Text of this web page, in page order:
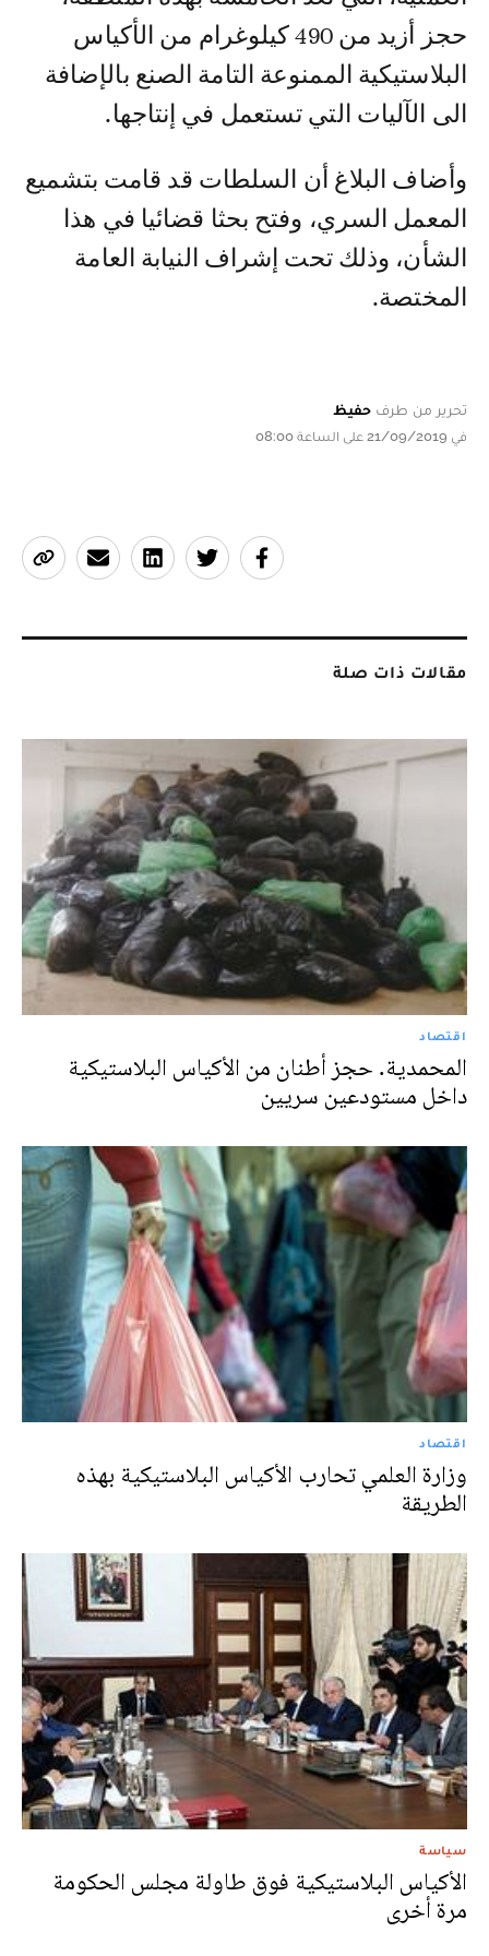
حجز أزيد من 490 كيلوغرام من الأكياس
البلاستيكية الممنوعة التامة الصنع بالإضافة
الى الآليات التي تستعمل في إنتاجها.
وأضاف البلاغ أن السلطات قد قامت بتشميع
المعمل السري، وفتح بحثا قضائيا في هذا
الشأن، وذلك تحت إشراف النيابة العامة
المختصة.
تحرير من طرف حفيظ
في 21/09/2019 على الساعة 08:00
مقالات ذات صلة
اقتصاد
المحمدية. حجز أطنان من الأكياس البلاستيكية
داخل مستودعين سريين
اقتصاد
وزارة العلمي تحارب الأكياس البلاستيكية بهذه
الطريقة
سياسة
الأكياس البلاستيكية فوق طاولة مجلس الحكومة
مرة أخرى